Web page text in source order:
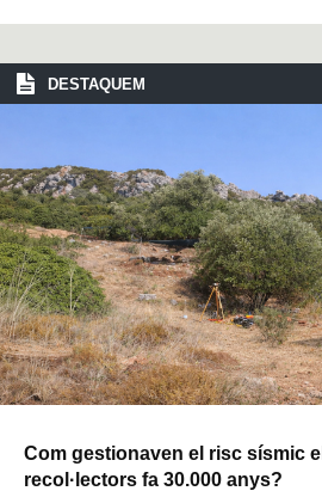
DESTAQUEM
Com gestionaven el risc sísmic
recol·lectors fa 30.000 anys?